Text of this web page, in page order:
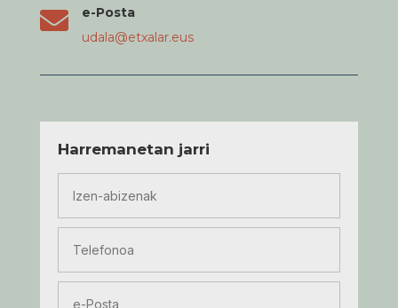

e-Posta
udala@etxalar.eus
Harremanetan jarri